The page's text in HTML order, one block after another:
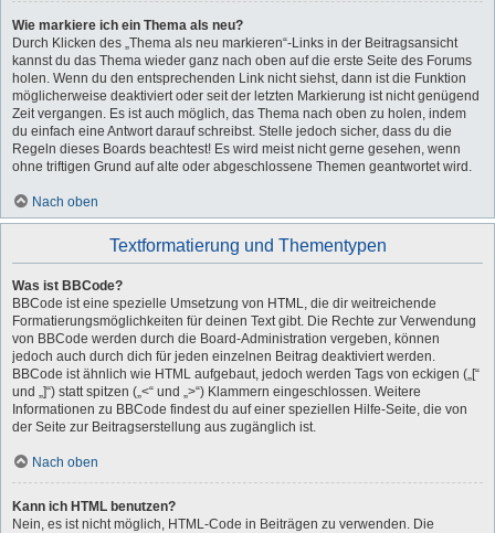
Wie markiere ich ein Thema als neu?
Durch Klicken des „Thema als neu markieren“-Links in der Beitragsansicht
kannst du das Thema wieder ganz nach oben auf die erste Seite des Forums
holen. Wenn du den entsprechenden Link nicht siehst, dann ist die Funktion
möglicherweise deaktiviert oder seit der letzten Markierung ist nicht genügend
Zeit vergangen. Es ist auch möglich, das Thema nach oben zu holen, indem
du einfach eine Antwort darauf schreibst. Stelle jedoch sicher, dass du die
Regeln dieses Boards beachtest! Es wird meist nicht gerne gesehen, wenn
ohne triftigen Grund auf alte oder abgeschlossene Themen geantwortet wird.
Nach oben
Textformatierung und Thementypen
Was ist BBCode?
BBCode ist eine spezielle Umsetzung von HTML, die dir weitreichende
Formatierungsmöglichkeiten für deinen Text gibt. Die Rechte zur Verwendung
von BBCode werden durch die Board-Administration vergeben, können
jedoch auch durch dich für jeden einzelnen Beitrag deaktiviert werden.
BBCode ist ähnlich wie HTML aufgebaut, jedoch werden Tags von eckigen („[“
und „]“) statt spitzen („<“ und „>“) Klammern eingeschlossen. Weitere
Informationen zu BBCode findest du auf einer speziellen Hilfe-Seite, die von
der Seite zur Beitragserstellung aus zugänglich ist.
Nach oben
Kann ich HTML benutzen?
Nein, es ist nicht möglich, HTML-Code in Beiträgen zu verwenden. Die